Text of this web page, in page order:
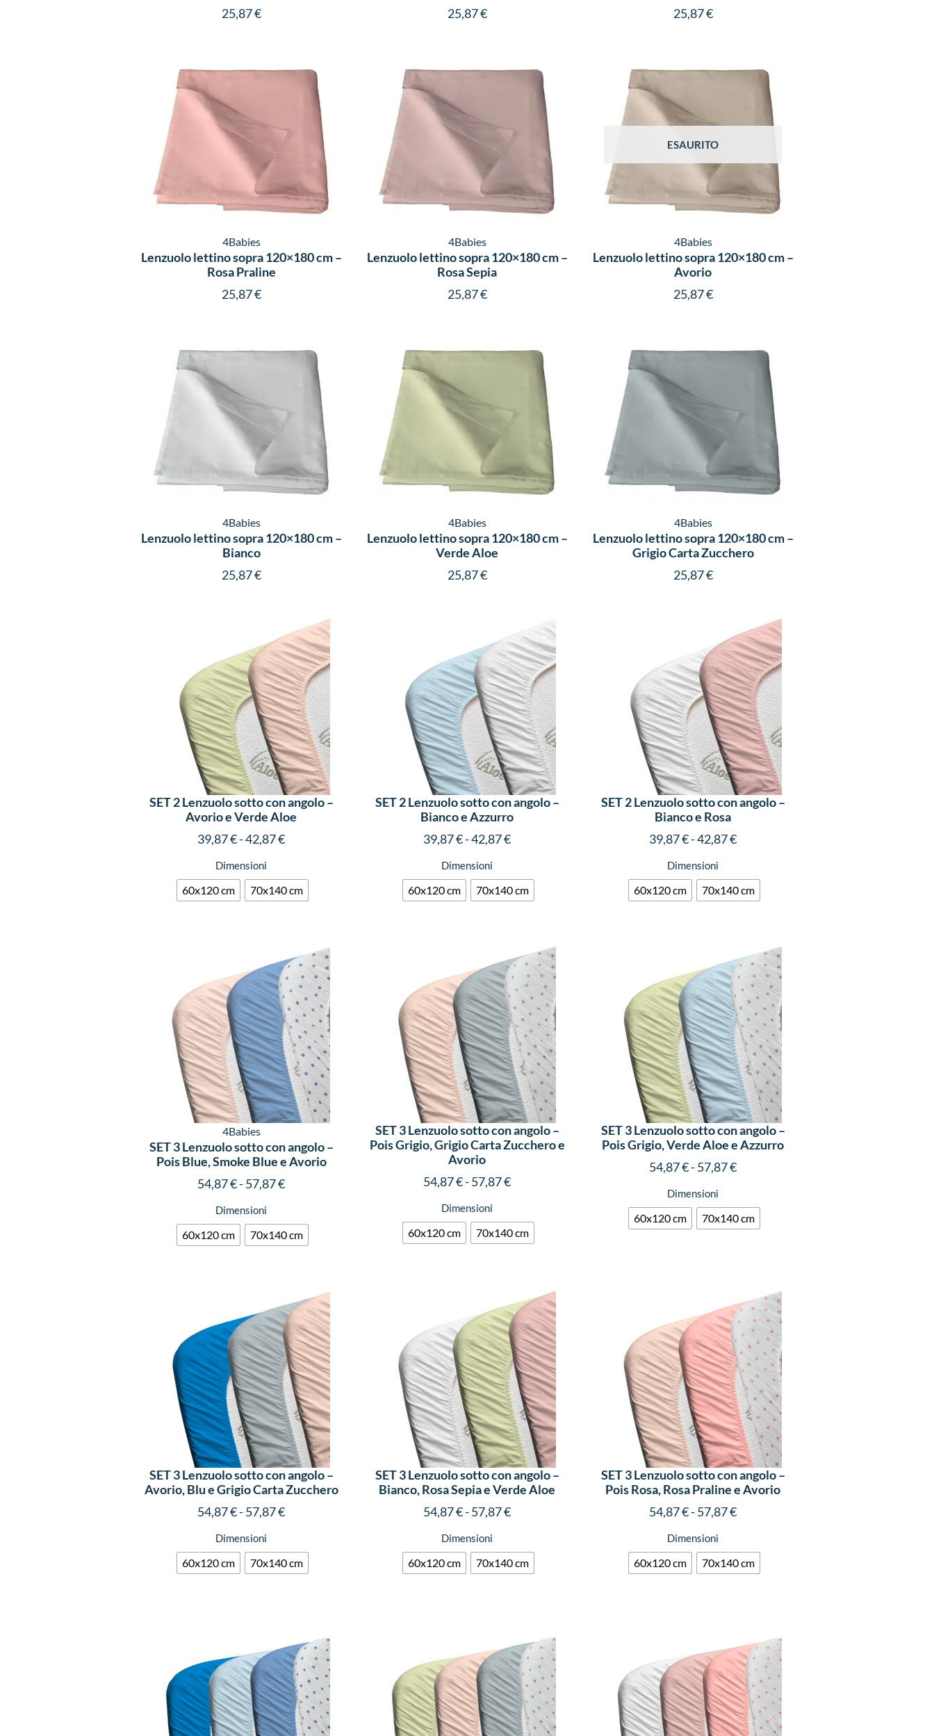
25,87€
25,87€
25,87€
4Babies
Lenzuolo lettino sopra 120×180 cm –
Rosa Praline
25,87€
4Babies
Lenzuolo lettino sopra 120×180 cm –
Rosa Sepia
25,87€
ESAURITO
4Babies
Lenzuolo lettino sopra 120×180 cm –
Avorio
25,87€
4Babies
Lenzuolo lettino sopra 120×180 cm –
Bianco
25,87€
4Babies
Lenzuolo lettino sopra 120×180 cm –
Verde Aloe
25,87€
4Babies
Lenzuolo lettino sopra 120×180 cm –
Grigio Carta Zucchero
25,87€
SET 2 Lenzuolo sotto con angolo –
Avorio e Verde Aloe
39,87€-42,87€
Dimensioni
60x120 cm 70x140 cm
SET 2 Lenzuolo sotto con angolo –
Bianco e Azzurro
39,87€-42,87€
Dimensioni
60x120 cm 70x140 cm
SET 2 Lenzuolo sotto con angolo –
Bianco e Rosa
39,87€-42,87€
Dimensioni
60x120 cm 70x140 cm
4Babies
SET 3 Lenzuolo sotto con angolo –
Pois Blue, Smoke Blue e Avorio
54,87€-57,87€
Dimensioni
60x120 cm 70x140 cm
SET 3 Lenzuolo sotto con angolo –
Pois Grigio, Grigio Carta Zucchero e
Avorio
54,87€-57,87€
Dimensioni
60x120 cm 70x140 cm
SET 3 Lenzuolo sotto con angolo –
Pois Grigio, Verde Aloe e Azzurro
54,87€-57,87€
Dimensioni
60x120 cm 70x140 cm
SET 3 Lenzuolo sotto con angolo –
Avorio, Blu e Grigio Carta Zucchero
54,87€-57,87€
Dimensioni
60x120 cm 70x140 cm
SET 3 Lenzuolo sotto con angolo –
Bianco, Rosa Sepia e Verde Aloe
54,87€-57,87€
Dimensioni
60x120 cm 70x140 cm
SET 3 Lenzuolo sotto con angolo –
Pois Rosa, Rosa Praline e Avorio
54,87€-57,87€
Dimensioni
60x120 cm 70x140 cm